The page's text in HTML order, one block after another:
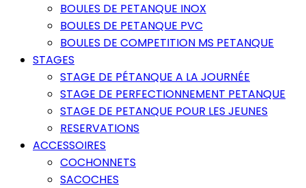
BOULES DE PETANQUE INOX
BOULES DE PETANQUE PVC
BOULES DE COMPETITION MS PETANQUE
STAGES
STAGE DE PÉTANQUE A LA JOURNÉE
STAGE DE PERFECTIONNEMENT PETANQUE
STAGE DE PETANQUE POUR LES JEUNES
RESERVATIONS
ACCESSOIRES
COCHONNETS
SACOCHES